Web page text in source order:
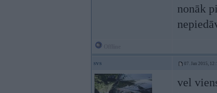
nonāk
svs 07. Jan 2015,
vel